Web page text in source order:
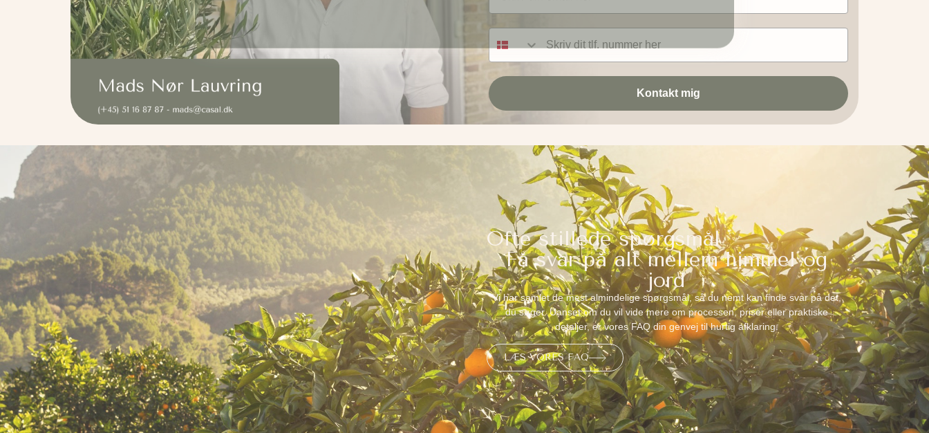
Tlf nummer
Kontakt mig
Ofte stillede spørgsmål
Få svar på alt mellem himmel og
jord
Vi har samlet de mest almindelige spørgsmål, så du nemt kan finde svar på det,
du søger. Uanset om du vil vide mere om processen, priser eller praktiske
detaljer, er vores FAQ din genvej til hurtig afklaring.
LÆS VORES FAQ